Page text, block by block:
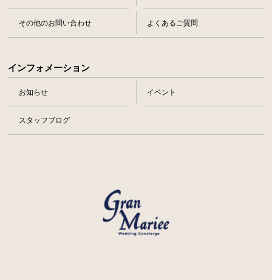
その他のお問い合わせ よくあるご質問
インフォメーション
お知らせ イベント
スタッフブログ